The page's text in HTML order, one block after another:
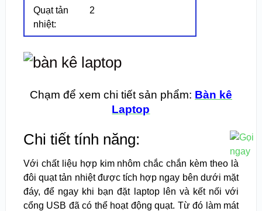
Quạt tản
nhiệt:
2
Chạm để xem chi tiết sản phẩm: Bàn kê
Laptop
Chi tiết tính năng:
Với chất liệu hợp kim nhôm chắc chắn kèm theo là
đôi quạt tản nhiệt được tích hợp ngay bên dưới mặt
đáy, để ngay khi bạn đặt laptop lên và kết nối với
cổng USB đã có thể hoạt động quạt. Từ đó làm mát